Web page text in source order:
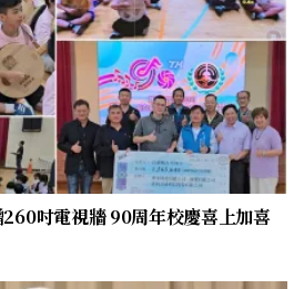
吋電視牆 90周年校慶喜上加喜